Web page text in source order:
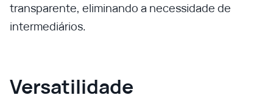
transparente, eliminando a necessidade de
intermediários.
Versatilidade